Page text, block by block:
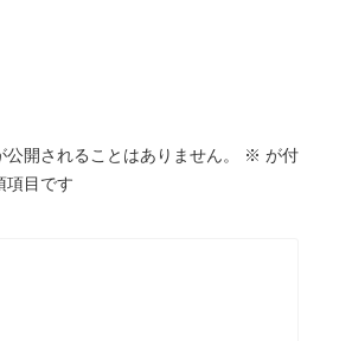
公開されることはありません。 ※ が付
項目です